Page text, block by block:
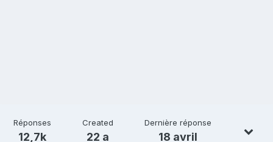
Réponses
12,7k
Created
22 a
Dernière réponse
18 avril